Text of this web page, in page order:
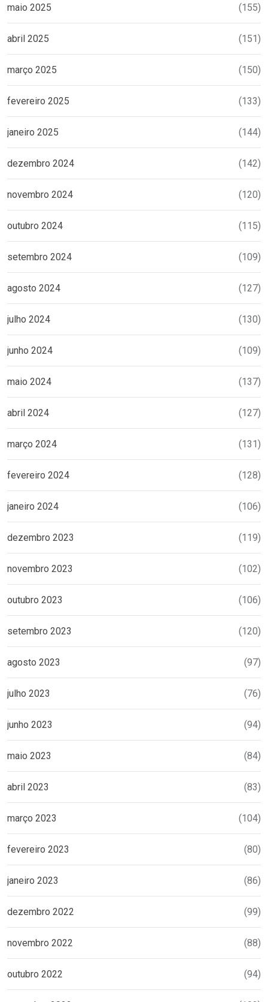
maio 2025 (155)
abril 2025 (151)
março 2025 (150)
fevereiro 2025 (133)
janeiro 2025 (144)
dezembro 2024 (142)
novembro 2024 (120)
outubro 2024 (115)
setembro 2024 (109)
agosto 2024 (127)
julho 2024 (130)
junho 2024 (109)
maio 2024 (137)
abril 2024 (127)
março 2024 (131)
fevereiro 2024 (128)
janeiro 2024 (106)
dezembro 2023 (119)
novembro 2023 (102)
outubro 2023 (106)
setembro 2023 (120)
agosto 2023 (97)
julho 2023 (76)
junho 2023 (94)
maio 2023 (84)
abril 2023 (83)
março 2023 (104)
fevereiro 2023 (80)
janeiro 2023 (86)
dezembro 2022 (99)
novembro 2022 (88)
outubro 2022 (94)